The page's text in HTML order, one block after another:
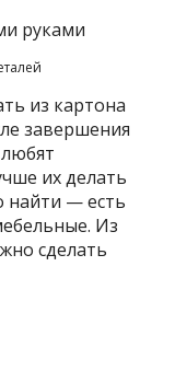
из картона
завершения
их делать
найти — есть
Из
сделать